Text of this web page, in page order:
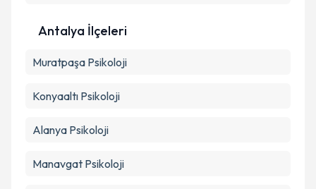
Antalya İlçeleri
Muratpaşa Psikoloji
Konyaaltı Psikoloji
Alanya Psikoloji
Manavgat Psikoloji